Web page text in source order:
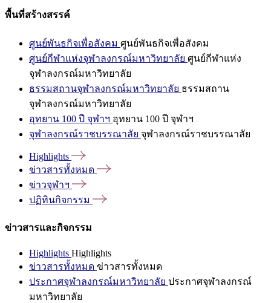
พื้นที่สร้างสรรค์
ศูนย์พันธกิจเพื่อสังคม ศูนย์พันธกิจเพื่อสังคม
ศูนย์กีฬาแห่งจุฬาลงกรณ์มหาวิทยาลัย ศูนย์กีฬาแห่ง
จุฬาลงกรณ์มหาวิทยาลัย
ธรรมสถานจุฬาลงกรณ์มหาวิทยาลัย ธรรมสถาน
จุฬาลงกรณ์มหาวิทยาลัย
อุทยาน 100 ปี จุฬาฯ อุทยาน 100 ปี จุฬาฯ
จุฬาลงกรณ์ราชบรรณาลัย จุฬาลงกรณ์ราชบรรณาลัย
Highlights
ข่าวสารทั้งหมด
ข่าวจุฬาฯ
ปฏิทินกิจกรรม
ข่าวสารและกิจกรรม
Highlights Highlights
ข่าวสารทั้งหมด ข่าวสารทั้งหมด
ประกาศจุฬาลงกรณ์มหาวิทยาลัย ประกาศจุฬาลงกรณ์
มหาวิทยาลัย